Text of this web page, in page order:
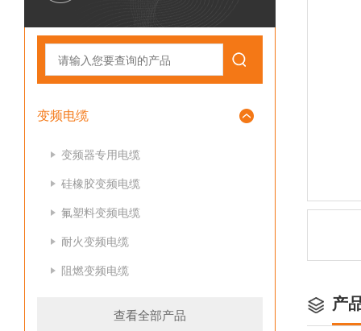
变频电缆
变频器专用电缆
硅橡胶变频电缆
氟塑料变频电缆
耐火变频电缆
阻燃变频电缆
查看全部产品
产